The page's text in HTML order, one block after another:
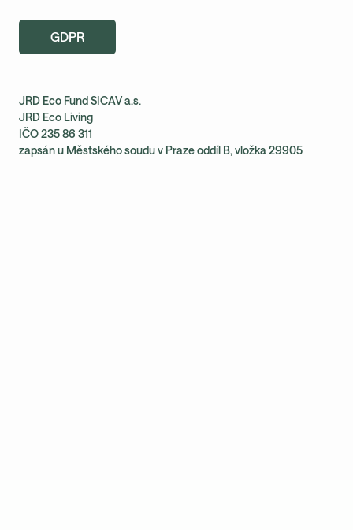
GDPR
JRD Eco Fund SICAV a.s.
JRD Eco Living
IČO 235 86 311
zapsán u Městského soudu v Praze oddíl B, vložka 29905